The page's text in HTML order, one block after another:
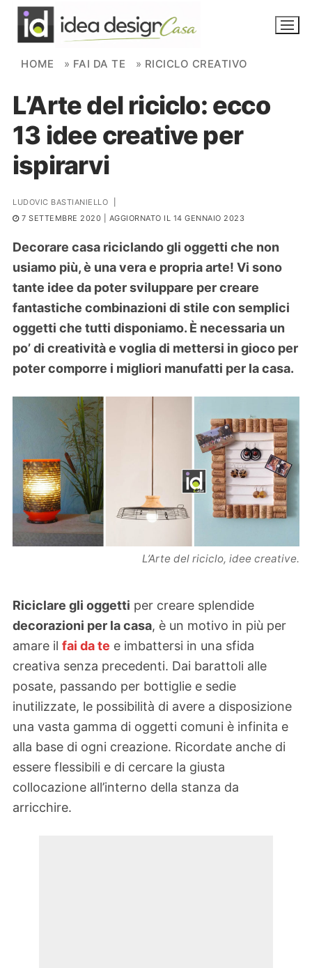
Skip to content
NOVITÀ
AMBIENTI
FAI DA TE
PIANTE
Search for:
HOME » FAI DA TE » RICICLO CREATIVO
L’Arte del riciclo: ecco
13 idee creative per
ispirarvi
LUDOVIC BASTIANIELLO
7 SETTEMBRE 2020 | AGGIORNATO IL 14 GENNAIO 2023
Decorare casa riciclando gli oggetti che non
usiamo più, è una vera e propria arte! Vi sono
tante idee da poter sviluppare per creare
fantastiche combinazioni di stile con semplici
oggetti che tutti disponiamo. È necessaria un
po’ di creatività e voglia di mettersi in gioco per
poter comporre i migliori manufatti per la casa.
L’Arte del riciclo, idee creative.
Riciclare gli oggetti per creare splendide
decorazioni per la casa, è un motivo in più per
amare il fai da te e imbattersi in una sfida
creativa senza precedenti. Dai barattoli alle
posate, passando per bottiglie e sedie
inutilizzate, le possibilità di avere a disposizione
una vasta gamma di oggetti comuni è infinita e
alla base di ogni creazione. Ricordate anche di
essere flessibili e di cercare la giusta
collocazione all’interno della stanza da
arricchire.